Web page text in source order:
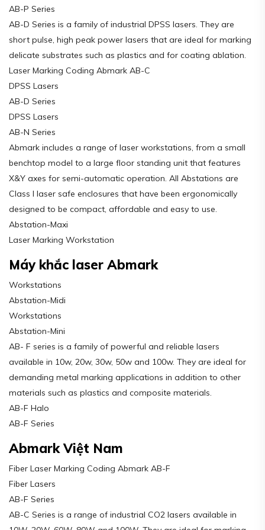
AB-P Series
AB-D Series is a family of industrial DPSS lasers. They are
short pulse, high peak power lasers that are ideal for marking
delicate substrates such as plastics and for coating ablation.
Laser Marking Coding Abmark AB-C
DPSS Lasers
AB-D Series
DPSS Lasers
AB-N Series
Abmark includes a range of laser workstations, from a small
benchtop model to a large floor standing unit that features
X&Y axes for semi-automatic operation. All Abstations are
Class I laser safe enclosures that have been ergonomically
designed to be compact, affordable and easy to use.
Abstation-Maxi
Laser Marking Workstation
Máy khắc laser Abmark
Workstations
Abstation-Midi
Workstations
Abstation-Mini
AB- F series is a family of powerful and reliable lasers
available in 10w, 20w, 30w, 50w and 100w. They are ideal for
demanding metal marking applications in addition to other
materials such as plastics and composite materials.
AB-F Halo
AB-F Series
Abmark Việt Nam
Fiber Laser Marking Coding Abmark AB-F
Fiber Lasers
AB-F Series
AB-C Series is a range of industrial CO2 lasers available in